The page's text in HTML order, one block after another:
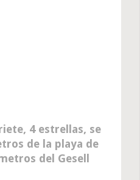
4 estrellas, se
de la playa de
del Gesell